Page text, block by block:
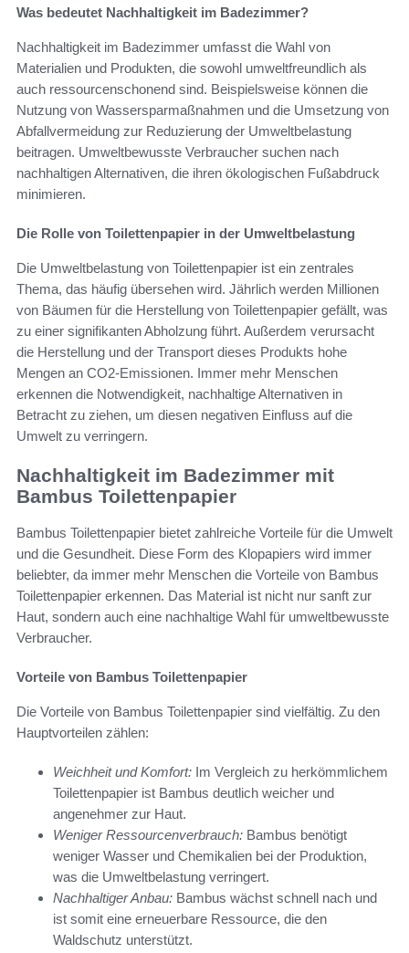
Was bedeutet Nachhaltigkeit im Badezimmer?
Nachhaltigkeit im Badezimmer umfasst die Wahl von
Materialien und Produkten, die sowohl umweltfreundlich als
auch ressourcenschonend sind. Beispielsweise können die
Nutzung von Wassersparmaßnahmen und die Umsetzung von
Abfallvermeidung zur Reduzierung der Umweltbelastung
beitragen. Umweltbewusste Verbraucher suchen nach
nachhaltigen Alternativen, die ihren ökologischen Fußabdruck
minimieren.
Die Rolle von Toilettenpapier in der Umweltbelastung
Die Umweltbelastung von Toilettenpapier ist ein zentrales
Thema, das häufig übersehen wird. Jährlich werden Millionen
von Bäumen für die Herstellung von Toilettenpapier gefällt, was
zu einer signifikanten Abholzung führt. Außerdem verursacht
die Herstellung und der Transport dieses Produkts hohe
Mengen an CO2-Emissionen. Immer mehr Menschen
erkennen die Notwendigkeit, nachhaltige Alternativen in
Betracht zu ziehen, um diesen negativen Einfluss auf die
Umwelt zu verringern.
Nachhaltigkeit im Badezimmer mit
Bambus Toilettenpapier
Bambus Toilettenpapier bietet zahlreiche Vorteile für die Umwelt
und die Gesundheit. Diese Form des Klopapiers wird immer
beliebter, da immer mehr Menschen die Vorteile von Bambus
Toilettenpapier erkennen. Das Material ist nicht nur sanft zur
Haut, sondern auch eine nachhaltige Wahl für umweltbewusste
Verbraucher.
Vorteile von Bambus Toilettenpapier
Die Vorteile von Bambus Toilettenpapier sind vielfältig. Zu den
Hauptvorteilen zählen:
Weichheit und Komfort: Im Vergleich zu herkömmlichem
Toilettenpapier ist Bambus deutlich weicher und
angenehmer zur Haut.
Weniger Ressourcenverbrauch: Bambus benötigt
weniger Wasser und Chemikalien bei der Produktion,
was die Umweltbelastung verringert.
Nachhaltiger Anbau: Bambus wächst schnell nach und
ist somit eine erneuerbare Ressource, die den
Waldschutz unterstützt.